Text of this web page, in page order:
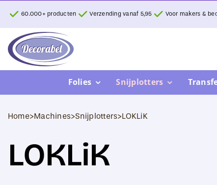
inhoud
60.000+ producten Verzending vanaf 5,95 Voor makers &
Folies Snijplotters
Home>Machines>Snijplotters>LOKLiK
LOKLiK